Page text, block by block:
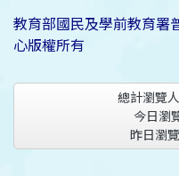
教育部國民及學前教育署
心版權所有
總計瀏覽
今日瀏
昨日瀏